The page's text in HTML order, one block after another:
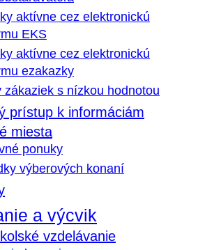
aktívne cez elektronickú
EKS
aktívne cez elektronickú
ezakazky
zákaziek s nízkou hodnotou
prístup k informáciám
miesta
ponuky
výberových konaní
a výcvik
vzdelávanie